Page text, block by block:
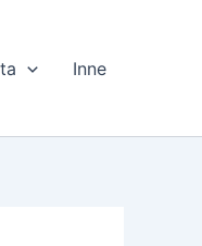
Inne